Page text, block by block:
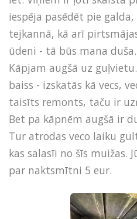
iespēja pasēdēt pie
tejkannā, kā arī
ūdeni - tā būs mana
Kāpjam augšā uz
baiss - izskatās kā vecs,
taisīts remonts, taču ir
Bet pa kāpnēm augšā ir
Tur atrodas veco laiku
kas salasīi no šīs muižas.
par naktsmītni 5 eur.